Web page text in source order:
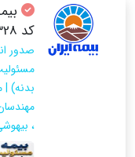
کد 39328
صدور
بدنه) |
،